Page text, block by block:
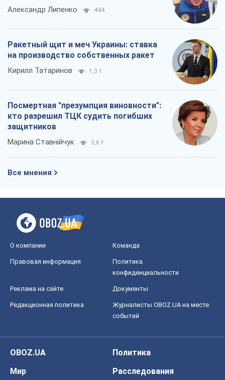
Александр Липенко 444
Ракетный щит и меч Украины: ставка
на производство собственных ракет
Кирилл Татаринов 1,3 т.
Посмертная "презумпция виновности":
кто разрешил ТЦК судить погибших
защитников
Марина Ставнійчук 3,6 т.
Все мнения
О компании Команда
Правовая информация
Политика
конфиденциальности
Реклама на сайте Документы
Редакционная политика
Журналисты OBOZ.UA на месте
событий
OBOZ.UA
Политика
Мир
Расследования